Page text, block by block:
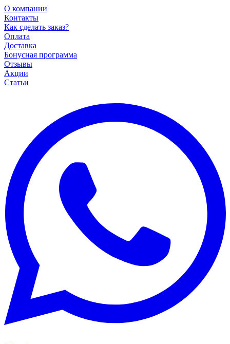
О компании
Контакты
Как сделать заказ?
Оплата
Доставка
Бонусная программа
Отзывы
Акции
Статьи